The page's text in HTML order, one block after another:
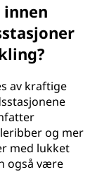
av kraftige
og mer
med lukket
også være